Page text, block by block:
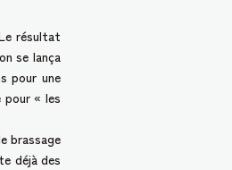
résultat
se lança
pour une
pour « les
brassage
déjà des